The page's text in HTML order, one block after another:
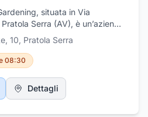
situata in Via
Serra (AV), è un’azienda
progettazione,
manutenzione di impianti
pubbliche e
offre anche servizi di pulizia
enti, negozi, uffici e privati,
di sanificazione, disinfezione
10, Pratola Serra
08:30
Dettagli